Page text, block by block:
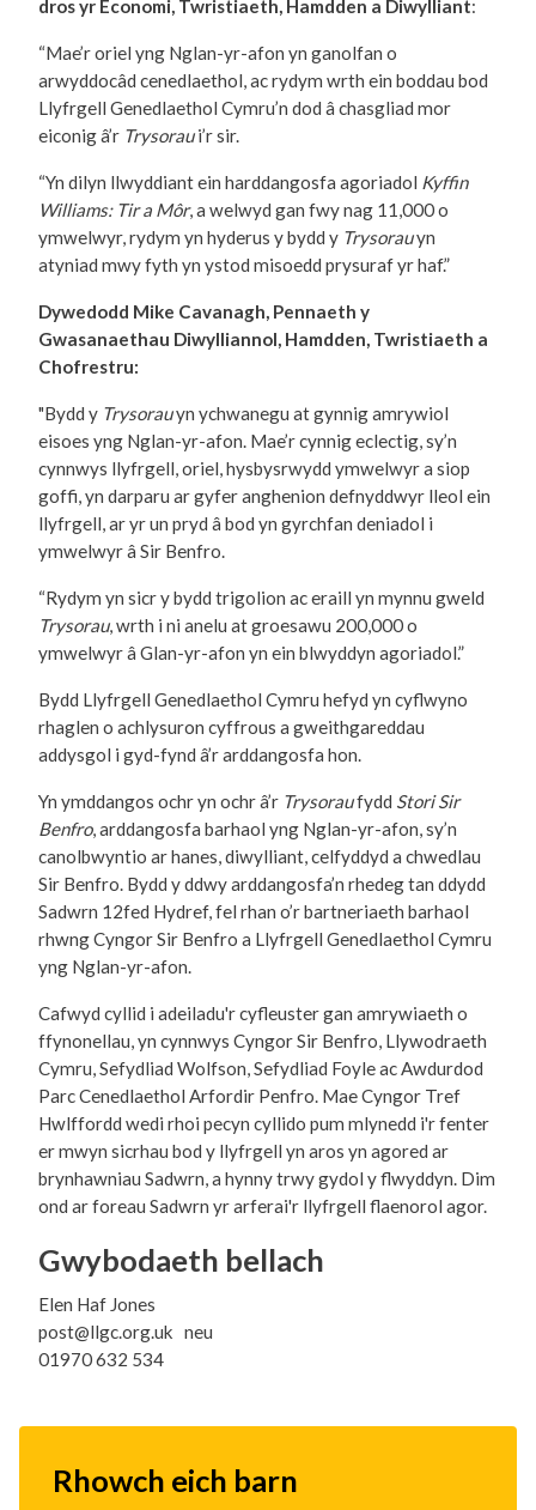
dros yr Economi, Twristiaeth, Hamdden a Diwylliant:
“Mae’r oriel yng Nglan-yr-afon yn ganolfan o
arwyddocâd cenedlaethol, ac rydym wrth ein boddau bod
Llyfrgell Genedlaethol Cymru’n dod â chasgliad mor
eiconig â’r Trysoraui’r sir.
“Yn dilyn llwyddiant ein harddangosfa agoriadol Kyffin
Williams: Tir a Môr, a welwyd gan fwy nag 11,000 o
ymwelwyr, rydym yn hyderus y bydd y Trysorauyn
atyniad mwy fyth yn ystod misoedd prysuraf yr haf.”
Dywedodd Mike Cavanagh, Pennaeth y
Gwasanaethau Diwylliannol, Hamdden, Twristiaeth a
Chofrestru:
"Bydd y Trysorauyn ychwanegu at gynnig amrywiol
eisoes yng Nglan-yr-afon. Mae’r cynnig eclectig, sy’n
cynnwys llyfrgell, oriel, hysbysrwydd ymwelwyr a siop
goffi, yn darparu ar gyfer anghenion defnyddwyr lleol ein
llyfrgell, ar yr un pryd â bod yn gyrchfan deniadol i
ymwelwyr â Sir Benfro.
“Rydym yn sicr y bydd trigolion ac eraill yn mynnu gweld
Trysorau, wrth i ni anelu at groesawu 200,000 o
ymwelwyr â Glan-yr-afon yn ein blwyddyn agoriadol.”
Bydd Llyfrgell Genedlaethol Cymru hefyd yn cyflwyno
rhaglen o achlysuron cyffrous a gweithgareddau
addysgol i gyd-fynd â’r arddangosfa hon.
Yn ymddangos ochr yn ochr â’r Trysoraufydd Stori Sir
Benfro, arddangosfa barhaol yng Nglan-yr-afon, sy’n
canolbwyntio ar hanes, diwylliant, celfyddyd a chwedlau
Sir Benfro. Bydd y ddwy arddangosfa’n rhedeg tan ddydd
Sadwrn 12fed Hydref, fel rhan o’r bartneriaeth barhaol
rhwng Cyngor Sir Benfro a Llyfrgell Genedlaethol Cymru
yng Nglan-yr-afon.
Cafwyd cyllid i adeiladu'r cyfleuster gan amrywiaeth o
ffynonellau, yn cynnwys Cyngor Sir Benfro, Llywodraeth
Cymru, Sefydliad Wolfson, Sefydliad Foyle ac Awdurdod
Parc Cenedlaethol Arfordir Penfro. Mae Cyngor Tref
Hwlffordd wedi rhoi pecyn cyllido pum mlynedd i'r fenter
er mwyn sicrhau bod y llyfrgell yn aros yn agored ar
brynhawniau Sadwrn, a hynny trwy gydol y flwyddyn. Dim
ond ar foreau Sadwrn yr arferai'r llyfrgell flaenorol agor.
Gwybodaeth bellach
Elen Haf Jones
post@llgc.org.uk neu
01970 632 534
Rhowch eich barn